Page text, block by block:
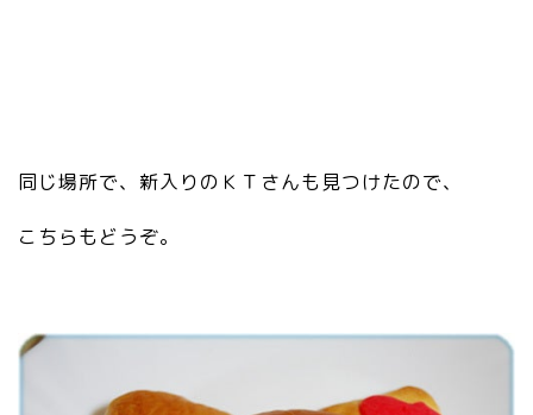
同じ場所で、新入りのＫＴさんも見つけたので、
こちらもどうぞ。